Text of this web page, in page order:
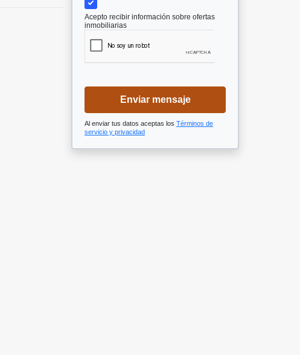
Acepto recibir información sobre ofertas
inmobiliarias
Enviar mensaje
Al enviar tus datos aceptas los Términos de
servicio y privacidad